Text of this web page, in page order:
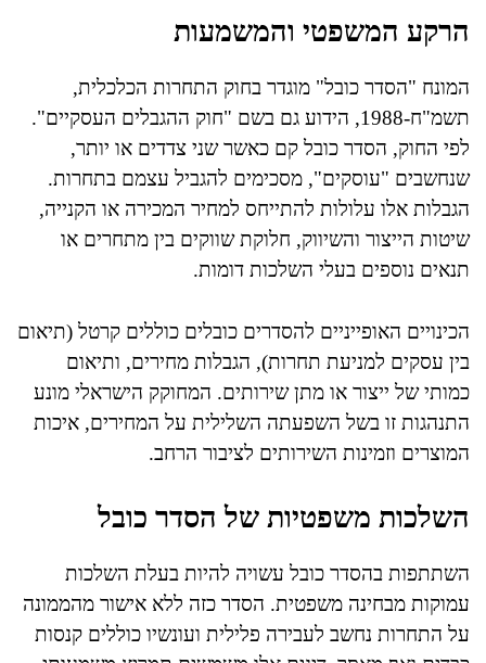
הרקע המשפטי והמשמעות
המונח "הסדר כובל" מוגדר בחוק התחרות הכלכלית,
תשמ"ח-1988, הידוע גם בשם "חוק ההגבלים העסקיים".
לפי החוק, הסדר כובל קם כאשר שני צדדים או יותר,
שנחשבים "עוסקים", מסכימים להגביל עצמם בתחרות.
הגבלות אלו עלולות להתייחס למחיר המכירה או הקנייה,
שיטות הייצור והשיווק, חלוקת שווקים בין מתחרים או
תנאים נוספים בעלי השלכות דומות.
הכינויים האופייניים להסדרים כובלים כוללים קרטל (תיאום
בין עסקים למניעת תחרות), הגבלות מחירים, ותיאום
כמותי של ייצור או מתן שירותים. המחוקק הישראלי מונע
התנהגות זו בשל השפעתה השלילית על המחירים, איכות
המוצרים וזמינות השירותים לציבור הרחב.
השלכות משפטיות של הסדר כובל
השתתפות בהסדר כובל עשויה להיות בעלת השלכות
עמוקות מבחינה משפטית. הסדר כזה ללא אישור מהממונה
על התחרות נחשב לעבירה פלילית ועונשיו כוללים קנסות